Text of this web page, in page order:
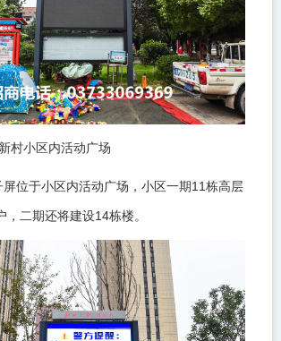
村小区内活动广场
位于小区内活动广场，小区一期11 栋高层
，二期还将建设14栋楼。